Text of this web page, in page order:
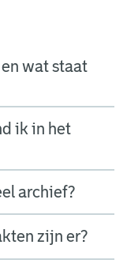
wat staat
ik in het
archief?
zijn er?